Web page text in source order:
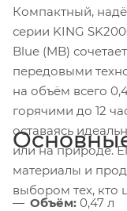
Компактный,
серии KING
Blue (MB)
передовыми
на объём всего
горячими до 12
оставаясь
или на природе.
материалы и
выбором тех, кто
Объём: 0,47 л